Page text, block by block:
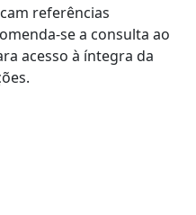
referências
se a consulta ao
acesso à íntegra da